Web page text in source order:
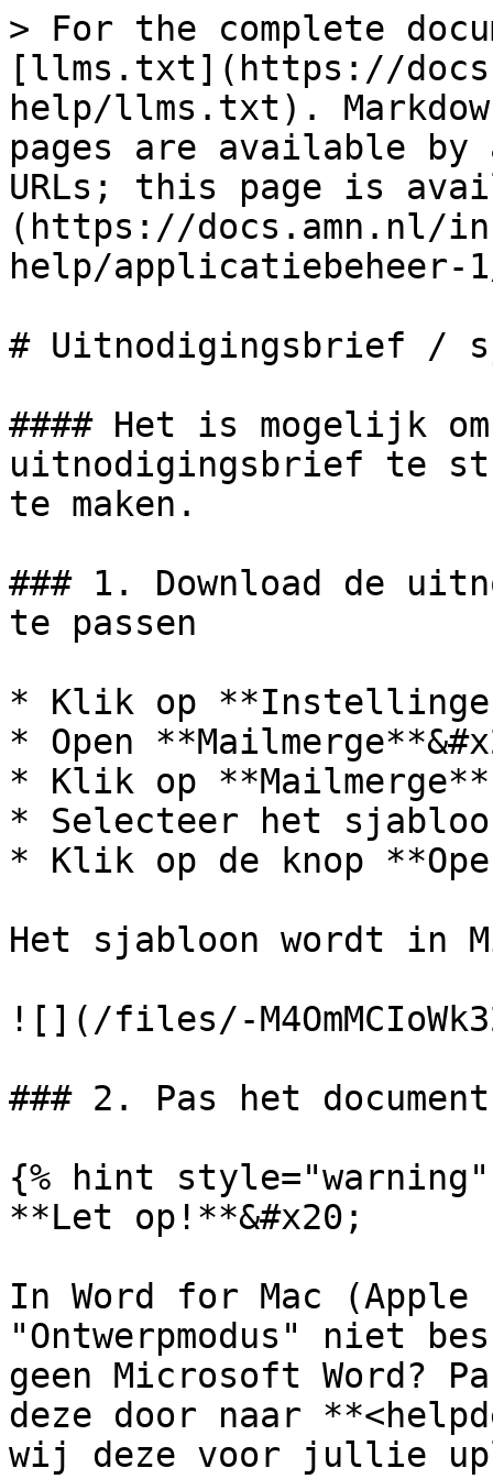
> For the complete
[llms.txt](https://
help/llms.txt).
pages are available by
URLs; this page is
(https://docs.amn.nl/
help/applicatiebeheer-
# Uitnodigingsbrief /
#### Het is mogelijk
uitnodigingsbrief te
te maken.
### 1. Download de
te passen
* Klik op
* Open
* Klik op
* Selecteer het
* Klik op de knop
Het sjabloon wordt in
![](/files/-
### 2. Pas het
{% hint style="warning"
**Let op!**&#x20;
In Word for Mac (Apple
"Ontwerpmodus" niet
geen Microsoft Word?
deze door naar
wij deze voor jullie